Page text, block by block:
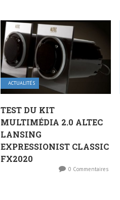
ACTUALITÉS
TEST DU KIT
MULTIMÉDIA 2.0 ALTEC
LANSING
EXPRESSIONIST CLASSIC
FX2020
0 Commentaires